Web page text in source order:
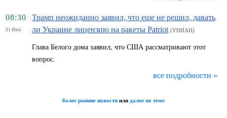
08:30
31 Июл
Трамп неожиданно заявил, что еще не решил, давать
ли Украине лицензию на ракеты Patriot (УНИАН)
Глава Белого дома заявил, что США рассматривают этот
вопрос.
все подробности »
более ранние новости или далее по теме